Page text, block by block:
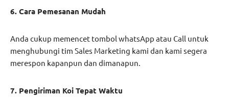
6. Cara Pemesanan Mudah
Anda cukup memencet tombol whatsApp atau Call untuk
menghubungi tim Sales Marketing kami dan kami segera
merespon kapanpun dan dimanapun.
7. Pengiriman Koi Tepat Waktu